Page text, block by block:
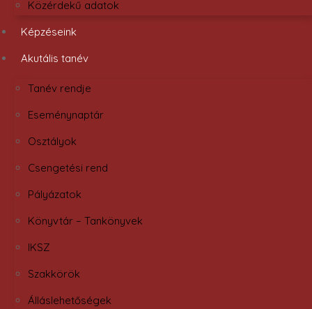
Közérdekű adatok
Képzéseink
Akutális tanév
Tanév rendje
Eseménynaptár
Osztályok
Csengetési rend
Pályázatok
Könyvtár – Tankönyvek
IKSZ
Szakkörök
Álláslehetőségek